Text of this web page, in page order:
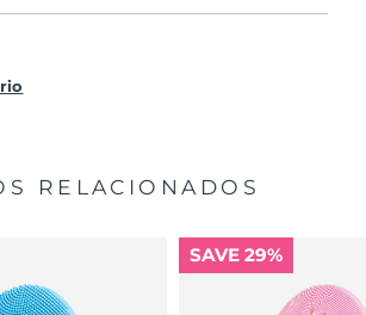
RELACIONADOS
SAVE 29%